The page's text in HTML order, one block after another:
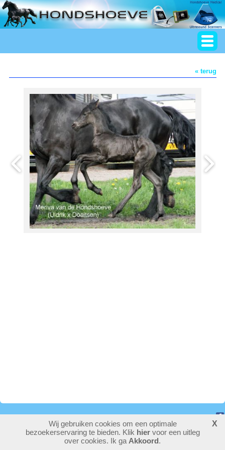
« terug
bezoekers - 1 online
login
laatste wijziging: 26-02-2026
Wij gebruiken cookies om een optimale
bezoekerservaring te bieden. Klik hiervoor een uitleg
over cookies. Ik ga Akkoord.
X